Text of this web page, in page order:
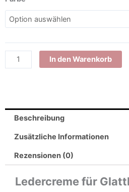
Ledercreme
Schuhemulsion
Glattleder
ml
Menge
In den Warenkorb
Beschreibung
Zusätzliche Informationen
Rezensionen (0)
Ledercreme für